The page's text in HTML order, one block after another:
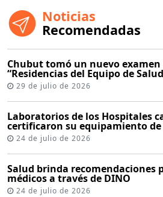
Noticias
Recomendadas
Chubut tomó un nuevo examen
“Residencias del Equipo de
29 de julio de 2026
Laboratorios de los Hospitales
certificaron su equipamiento de
24 de julio de 2026
Salud brinda recomendaciones
médicos a través de DINO
24 de julio de 2026